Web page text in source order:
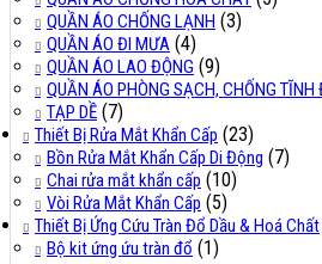
QUẦN ÁO CHỐNG LẠNH (3)
QUẦN ÁO ĐI MƯA (4)
QUẦN ÁO LAO ĐỘNG (9)
QUẦN ÁO PHÒNG SẠCH, CHỐNG TĨNH
TẠP DỀ (7)
Thiết Bị Rửa Mắt Khẩn Cấp (23)
Bồn Rửa Mắt Khẩn Cấp Di Động (7)
Chai rửa mắt khẩn cấp (10)
Vòi Rửa Mắt Khẩn Cấp (5)
Thiết Bị Ứng Cứu Tràn Đổ Dầu & Hoá Chất
Bộ kit ứng ứu tràn đổ (1)